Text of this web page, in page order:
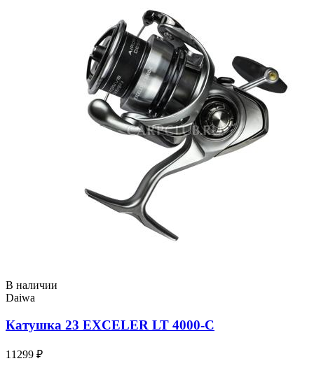
В наличии
Daiwa
Катушка 23 EXCELER LT 4000-C
11299 ₽